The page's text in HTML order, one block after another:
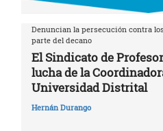
Denuncian la persecución contra
parte del decano
El Sindicato de
lucha de la
Universidad Distrital
Hernán Durango